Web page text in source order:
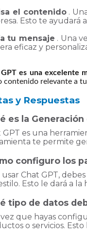
el contenido.
Esto te ayudará
tu mensaje . Una
eficaz y
es una excelente
contenido relevante a
y Respuestas
es la
GPT es una
te permite
configuro los
usar Chat GPT,
Esto le dará a
tipo de datos
que hayas
o servicios.